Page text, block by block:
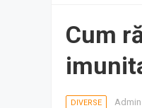
Cum
DIVERSE Admin